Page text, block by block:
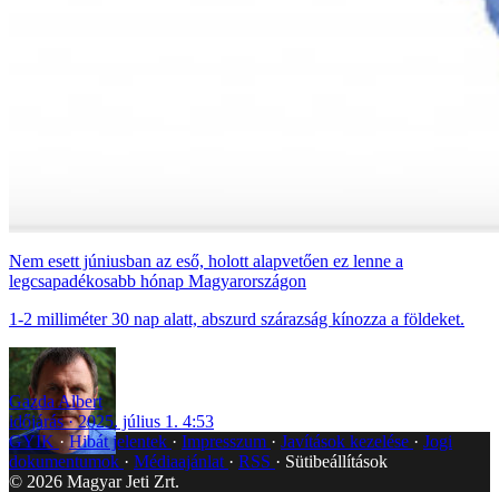
Nem esett júniusban az eső, holott alapvetően ez lenne a
legcsapadékosabb hónap Magyarországon
1-2 milliméter 30 nap alatt, abszurd szárazság kínozza a földeket.
Gazda Albert
időjárás
2025. július 1. 4:53
GYIK
Hibát jelentek Impresszum Javítások kezelése
Jogi
dokumentumok
Médiaajánlat RSS
Sütibeállítások
© 2026 Magyar Jeti Zrt.